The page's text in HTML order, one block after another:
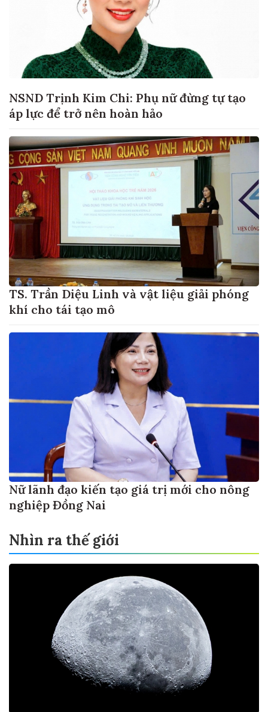
NSND Trịnh Kim Chi: Phụ nữ đừng tự tạo
áp lực để trở nên hoàn hảo
TS. Trần Diệu Linh và vật liệu giải phóng
khí cho tái tạo mô
Nữ lãnh đạo kiến tạo giá trị mới cho nông
nghiệp Đồng Nai
Nhìn ra thế giới